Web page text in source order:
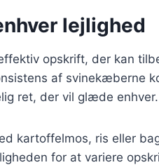
lejlighed
opskrift, der kan
af svinekæberne
ret, der vil glæde enhver.
kartoffelmos, ris eller
for at variere